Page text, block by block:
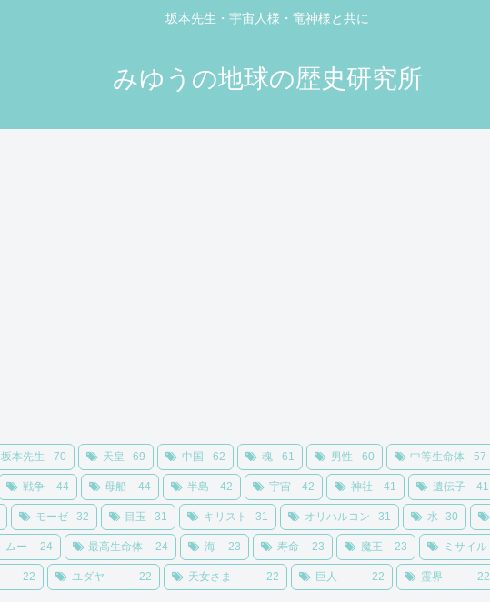
坂本先生・宇宙人様・竜神様と共に
みゆうの地球の歴史研究所
坂本先生 70 天皇 69 中国 62 魂 61 男性 60 中等生命体 57
戦争 44 母船 44 半島 42 宇宙 42 神社 41 遺伝子 41
モーゼ 32 目玉 31 キリスト 31 オリハルコン 31 水 30
ムー 24 最高生命体 24 海 23 寿命 23 魔王 23 ミサイル
22 ユダヤ 22 天女さま 22 巨人 22 霊界 22